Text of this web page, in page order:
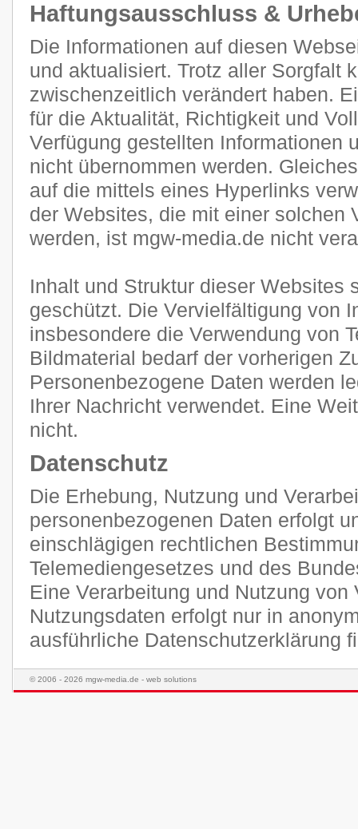
Haftungsausschluss &
Die Informationen auf diesen
und aktualisiert. Trotz aller Sorgfalt
zwischenzeitlich verändert haben.
für die Aktualität, Richtigkeit und
Verfügung gestellten Informationen
nicht übernommen werden.
auf die mittels eines Hyperlinks
der Websites, die mit einer solchen
werden, ist mgw-media.de nicht
Inhalt und Struktur dieser Websites
geschützt. Die Vervielfältigung von
insbesondere die Verwendung von
Bildmaterial bedarf der vorherigen
Personenbezogene Daten werden
Ihrer Nachricht verwendet. Eine
nicht.
Datenschutz
Die Erhebung, Nutzung und
personenbezogenen Daten erfolgt
einschlägigen rechtlichen
Telemediengesetzes und des
Eine Verarbeitung und Nutzung von
Nutzungsdaten erfolgt nur in
ausführliche Datenschutzerklärung
© 2006 - 2026 mgw-media.de - web solutions